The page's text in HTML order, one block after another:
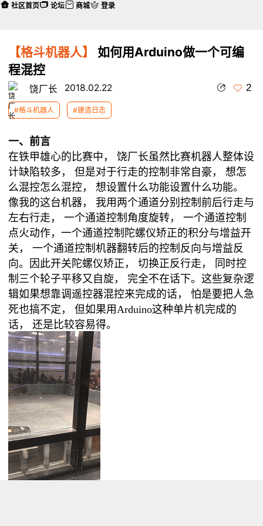
【格斗机器人】
如何用Arduino做一个可编
程混控
饶厂长 2018.02.22 2
#格斗机器人 #建造日志
一、前言
在铁甲雄心的比赛中， 饶厂长虽然比赛机器人整体设
计缺陷较多， 但是对于行走的控制非常自豪， 想怎
么混控怎么混控， 想设置什么功能设置什么功能。
像我的这台机器， 我用两个通道分别控制前后行走与
左右行走， 一个通道控制角度旋转， 一个通道控制
点火动作，一个通道控制陀螺仪矫正的积分与增益开
关， 一个通道控制机器翻转后的控制反向与增益反
向。因此开关陀螺仪矫正， 切换正反行走， 同时控
制三个轮子平移又自旋， 完全不在话下。这些复杂逻
辑如果想靠调遥控器混控来完成的话， 怕是要把人急
死也搞不定， 但如果用Arduino这种单片机完成的
话， 还是比较容易得。
社区首页 论坛 商城 登录